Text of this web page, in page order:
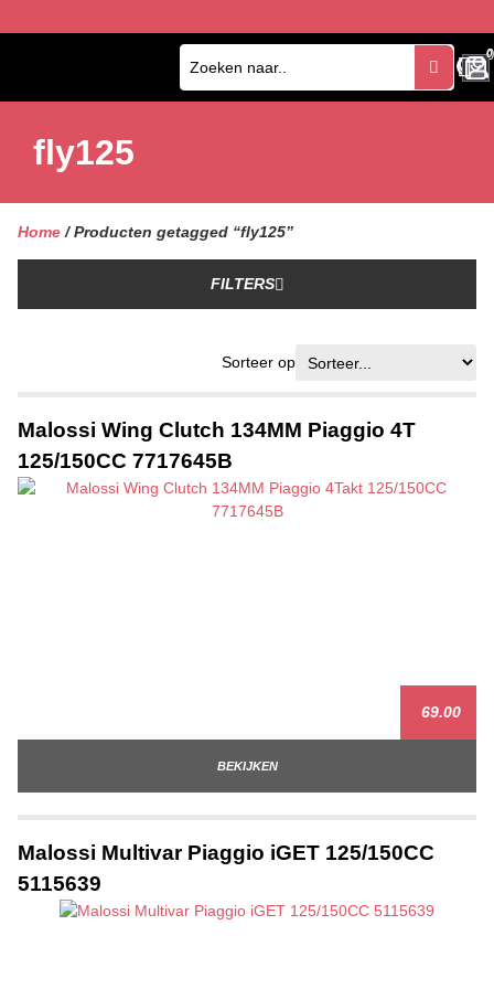
0
0
fly125
Home / Producten getagged “fly125”
FILTERS
Sorteer op
Malossi Wing Clutch 134MM Piaggio 4T
125/150CC 7717645B
69.00
BEKIJKEN
Malossi Multivar Piaggio iGET 125/150CC
5115639